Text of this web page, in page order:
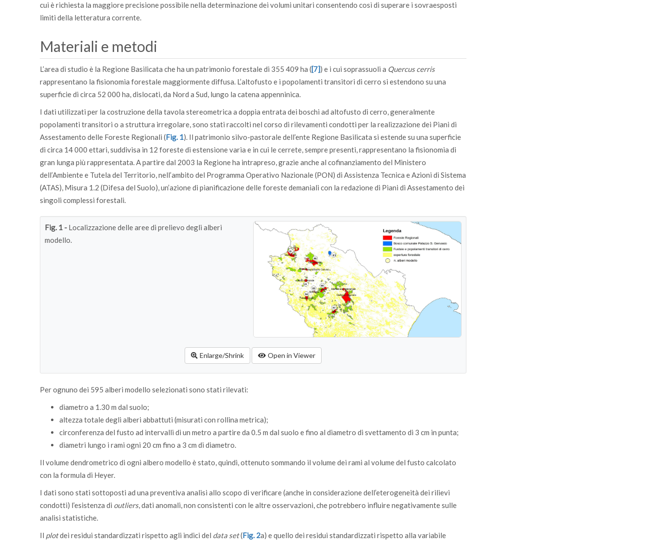
cui è richiesta la maggiore precisione possibile nella determinazione dei volumi unitari consentendo così di superare i sovraesposti
limiti della letteratura corrente.
Materiali e metodi
L’area di studio è la Regione Basilicata che ha un patrimonio forestale di 355 409 ha ([7]) e i cui soprassuoli a Quercus cerris
rappresentano la fisionomia forestale maggiormente diffusa. L’altofusto e i popolamenti transitori di cerro si estendono su una
superficie di circa 52 000 ha, dislocati, da Nord a Sud, lungo la catena appenninica.
I dati utilizzati per la costruzione della tavola stereometrica a doppia entrata dei boschi ad altofusto di cerro, generalmente
popolamenti transitori o a struttura irregolare, sono stati raccolti nel corso di rilevamenti condotti per la realizzazione dei Piani di
Assestamento delle Foreste Regionali (Fig. 1). Il patrimonio silvo-pastorale dell’ente Regione Basilicata si estende su una superficie
di circa 14 000 ettari, suddivisa in 12 foreste di estensione varia e in cui le cerrete, sempre presenti, rappresentano la fisionomia di
gran lunga più rappresentata. A partire dal 2003 la Regione ha intrapreso, grazie anche al cofinanziamento del Ministero
dell’Ambiente e Tutela del Territorio, nell’ambito del Programma Operativo Nazionale (PON) di Assistenza Tecnica e Azioni di Sistema
(ATAS), Misura 1.2 (Difesa del Suolo), un’azione di pianificazione delle foreste demaniali con la redazione di Piani di Assestamento dei
singoli complessi forestali.
Fig. 1 - Localizzazione delle aree di prelievo degli alberi
modello.
Enlarge/Shrink Open in Viewer
Per ognuno dei 595 alberi modello selezionati sono stati rilevati:
diametro a 1.30 m dal suolo;
altezza totale degli alberi abbattuti (misurati con rollina metrica);
circonferenza del fusto ad intervalli di un metro a partire da 0.5 m dal suolo e fino al diametro di svettamento di 3 cm in punta;
diametri lungo i rami ogni 20 cm fino a 3 cm di diametro.
Il volume dendrometrico di ogni albero modello è stato, quindi, ottenuto sommando il volume dei rami al volume del fusto calcolato
con la formula di Heyer.
I dati sono stati sottoposti ad una preventiva analisi allo scopo di verificare (anche in considerazione dell’eterogeneità dei rilievi
condotti) l’esistenza di outliers, dati anomali, non consistenti con le altre osservazioni, che potrebbero influire negativamente sulle
analisi statistiche.
Il plotdei residui standardizzati rispetto agli indici del data set(Fig. 2a) e quello dei residui standardizzati rispetto alla variabile